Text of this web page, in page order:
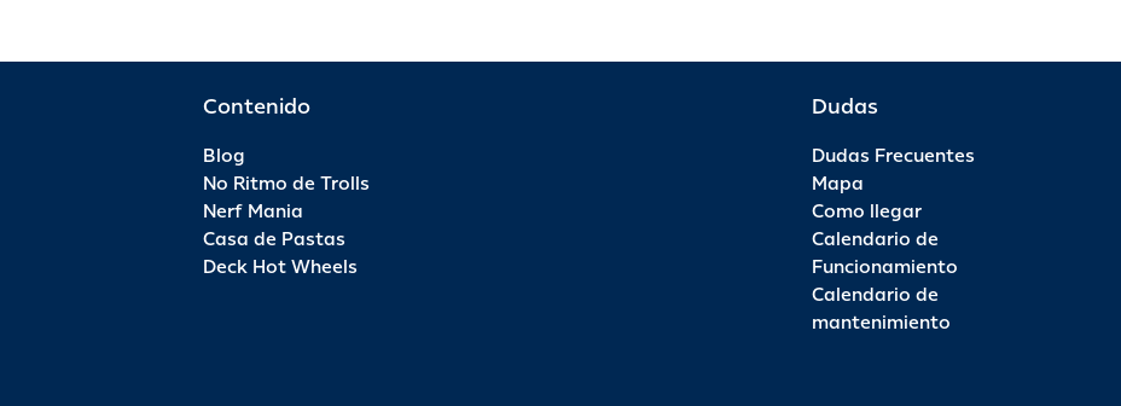
Contenido
Blog
No Ritmo de Trolls
Nerf Mania
Casa de Pastas
Deck Hot Wheels
Dudas
Dudas Frecuentes
Mapa
Como llegar
Calendario de
Funcionamiento
Calendario de
mantenimiento